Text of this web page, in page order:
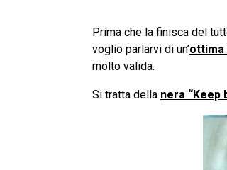
Prima che la finisca del
voglio parlarvi di un’ottima
molto valida.
Si tratta della nera “Keep